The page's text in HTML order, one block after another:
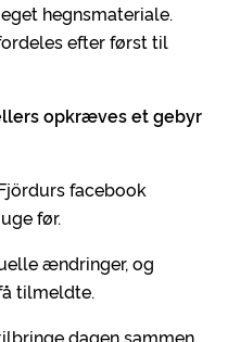
hegnsmateriale.
efter først til
opkræves et gebyr
facebook
før.
ændringer, og
tilmeldte.
dagen sammen